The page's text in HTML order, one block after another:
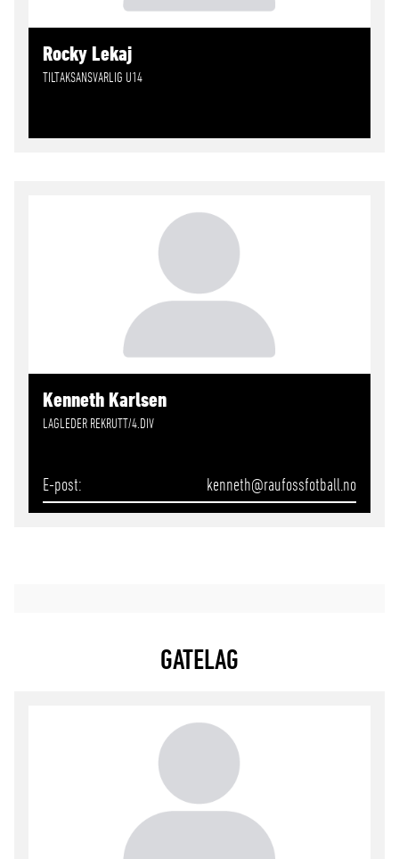
Rocky Lekaj
TILTAKSANSVARLIG U14
Kenneth Karlsen
LAGLEDER REKRUTT/4.DIV
E-post kenneth@raufossfotball.no
GATELAG